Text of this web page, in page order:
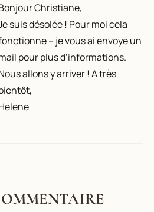
Christiane,
suis désolée ! Pour moi cela
– je vous ai envoyé un
pour plus d’informations.
allons y arriver ! A très